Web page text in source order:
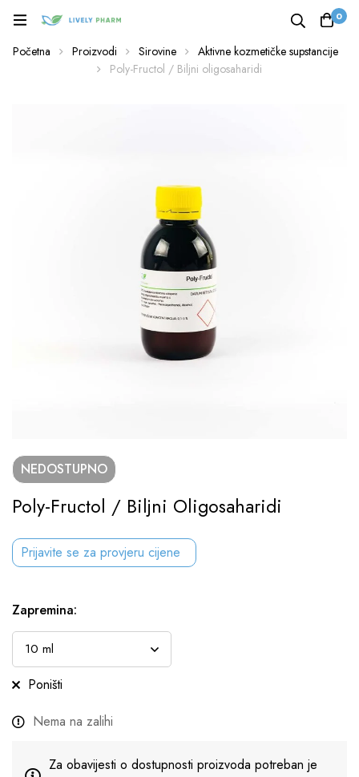
0
Početna Proizvodi Sirovine
Aktivne kozmetičke supstancije
Poly-Fructol / Biljni oligosaharidi
NEDOSTUPNO
Poly-Fructol / Biljni Oligosaharidi
Prijavite se za provjeru cijene
Zapremina:
Poništi
Nema na zalihi
Za obavijesti o dostupnosti proizvoda potreban je